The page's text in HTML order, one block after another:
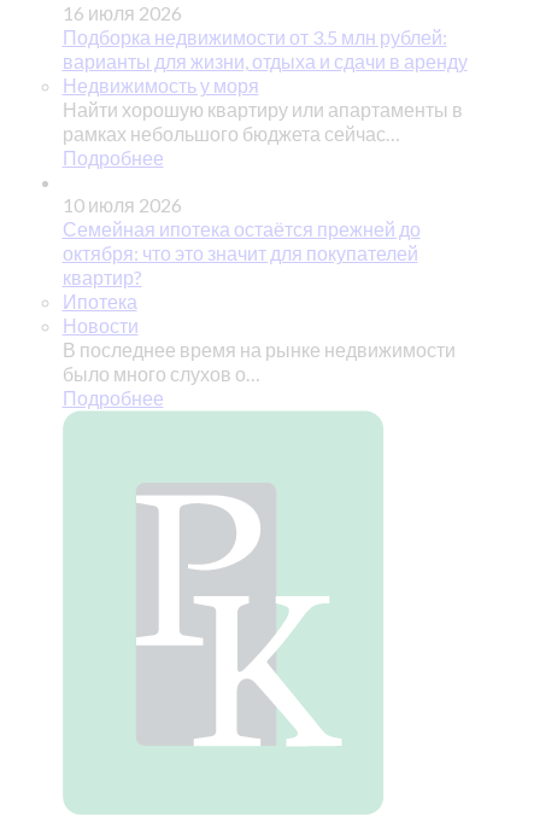
16 июля 2026
Подборка недвижимости от 3.5 млн рублей:
варианты для жизни, отдыха и сдачи в аренду
Недвижимость у моря
Найти хорошую квартиру или апартаменты в
рамках небольшого бюджета сейчас…
Подробнее
10 июля 2026
Семейная ипотека остаётся прежней до
октября: что это значит для покупателей
квартир?
Ипотека
Новости
В последнее время на рынке недвижимости
было много слухов о…
Подробнее